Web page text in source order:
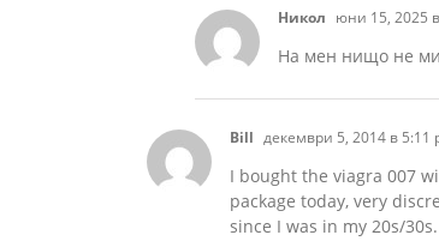
Никол юни 15, 2025
На мен нищо не ми
Bill декември 5, 2014 в 5:11
I bought the viagra 007
package today, very
since I was in my 20s/